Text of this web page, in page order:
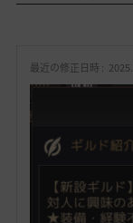
最近の修正日時 :